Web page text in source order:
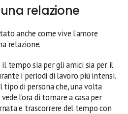
relazione
anche come vive l’amore
relazione.
tempo sia per gli amici sia per il
i periodi di lavoro più intensi.
tipo di persona che, una volta
l’ora di tornare a casa per
e trascorrere del tempo con